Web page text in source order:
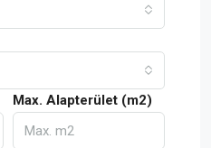
Max. Alapterület (m2)